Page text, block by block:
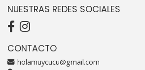
NUESTRAS REDES SOCIALES
CONTACTO
holamuycucu@gmail.com